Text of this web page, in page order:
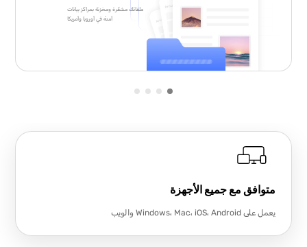
ملفاتك مشفّرة ومخزنة بمراكز بيانات
آمنة في أوروبا وأمريكا
متوافق مع جميع الأجهزة
يعمل على Windows، Mac، iOS، Android والويب